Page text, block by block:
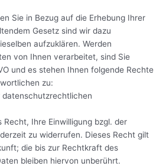
Sie in Bezug auf die Erhebung Ihrer
Gesetz sind wir dazu
aufzuklären. Werden
von Ihnen verarbeitet, sind Sie
und es stehen Ihnen folgende Rechte
zu:
Recht, Ihre Einwilligung bzgl. der
zu widerrufen. Dieses Recht gilt
die bis zur Rechtkraft des
bleiben hiervon unberührt.